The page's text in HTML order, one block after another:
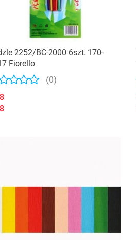
2252/BC-2000 6szt. 170-
Fiorello
(0)